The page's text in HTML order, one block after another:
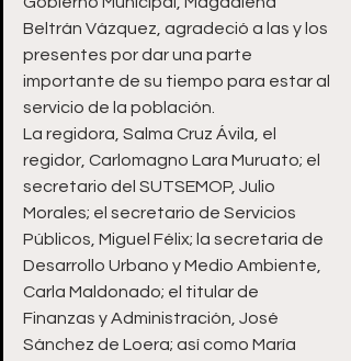
Beltrán Vázquez, agradeció a las y los
presentes por dar una parte
importante de su tiempo para estar al
servicio de la población.
La regidora, Salma Cruz Ávila, el
regidor, Carlomagno Lara Muruato; el
secretario del SUTSEMOP, Julio
Morales; el secretario de Servicios
Públicos, Miguel Félix; la secretaria de
Desarrollo Urbano y Medio Ambiente,
Carla Maldonado; el titular de
Finanzas y Administración, José
Sánchez de Loera; así como María